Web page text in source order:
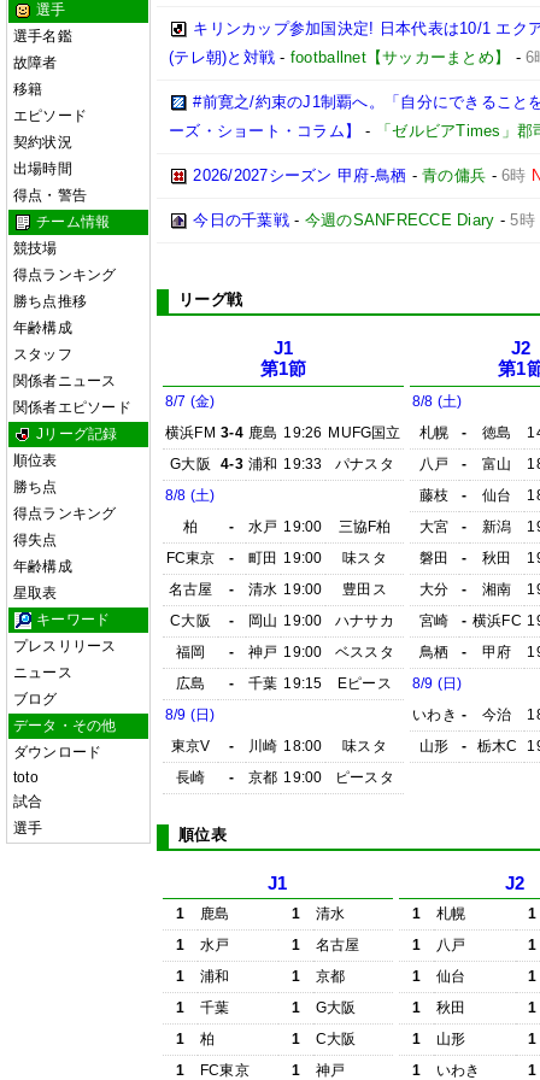
選手
選手名鑑
故障者
移籍
エピソード
契約状況
出場時間
得点・警告
チーム情報
競技場
得点ランキング
勝ち点推移
年齢構成
スタッフ
関係者ニュース
関係者エピソード
Jリーグ記録
順位表
勝ち点
得点ランキング
得失点
年齢構成
星取表
キーワード
プレスリリース
ニュース
ブログ
データ・その他
ダウンロード
toto
試合
選手
キリンカップ参加国決定! 日本代表は10/1 エク
(テレ朝)と対戦 - footballnet【サッカーまとめ】 -6
#前寛之/約束のJ1制覇へ。「自分にできること
ーズ・ショート・コラム】
- 「ゼルビアTimes」郡
2026/2027シーズン 甲府-鳥栖 -青の傭兵 -6時
今日の千葉戦- 今週のSANFRECCE Diary -5時
リーグ戦
J1
第1節
8/7 (金)
横浜FM 3-4 鹿島 19:26 MUFG国立
G大阪
4-3 浦和 19:33
パナスタ
8/8 (土)
柏
- 水戸 19:00
三協F柏
FC東京
- 町田 19:00
味スタ
名古屋
- 清水 19:00
豊田ス
C大阪
- 岡山 19:00
ハナサカ
福岡
- 神戸 19:00
ベススタ
広島
- 千葉 19:15
Eピース
8/9 (日)
東京V
- 川崎 18:00
味スタ
長崎
- 京都 19:00 ピースタ
J2
第1
8/8 (土)
札幌
- 徳島
八戸
- 富山
藤枝
- 仙台
大宮
- 新潟
磐田
- 秋田
大分
- 湘南
宮崎
- 横浜FC
鳥栖
- 甲府
8/9 (日)
いわき - 今治
山形
- 栃木C
順位表
J1
1 鹿島 1
清水
1
水戸 1
名古屋
1
浦和 1
京都
1
千葉 1
G大阪
1
柏 1
C大阪
1
FC東京 1
神戸
J2
1 札幌
1
1
八戸
1
1
仙台
1
1
秋田
1
1
山形
1
1
いわき
1